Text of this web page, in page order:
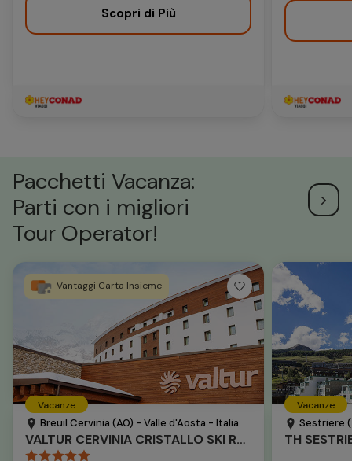
Scopri di Più
Pacchetti Vacanza:
Parti con i migliori
Tour Operator!
Vantaggi Carta Insieme
Vacanze
Breuil Cervinia (AO) - Valle d'Aosta - Italia
VALTUR CERVINIA CRISTALLO SKI RESORT
Vacanze
Sestriere
TH